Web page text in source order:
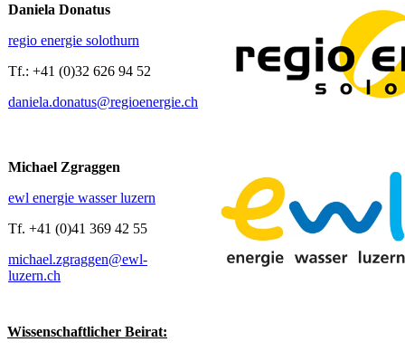
Daniela Donatus
regio energie solothurn
Tf.: +41 (0)32 626 94 52
daniela.donatus@regioenergie.ch
Michael Zgraggen
ewl energie wasser luzern
Tf. +41 (0)41 369 42 55
michael.zgraggen@ewl-
luzern.ch
Wissenschaftlicher Beirat: